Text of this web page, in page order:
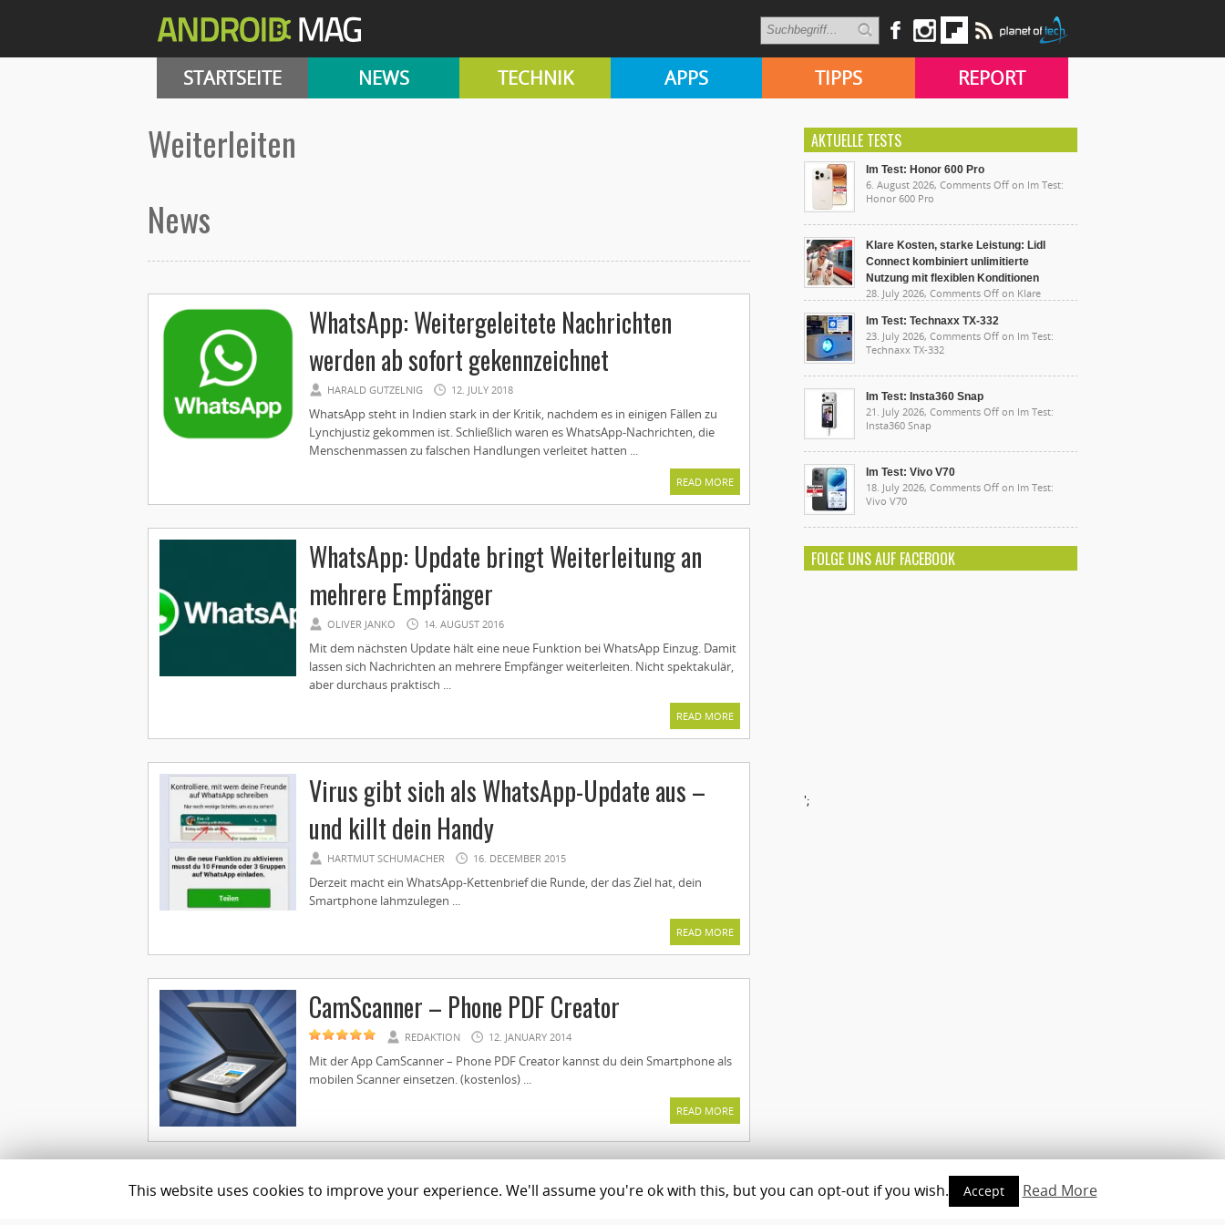
STARTSEITE NEWS TECHNIK APPS TIPPS REPORT
weiterleiten
News
WhatsApp: Weitergeleitete Nachrichten
werden ab sofort gekennzeichnet
HARALD GUTZELNIG 12. JULY 2018
WhatsApp steht in Indien stark in der Kritik, nachdem es in einigen Fällen zu
Lynchjustiz gekommen ist. Schließlich waren es WhatsApp-Nachrichten, die
Menschenmassen zu falschen Handlungen verleitet hatten ...
READ MORE
WhatsApp: Update bringt Weiterleitung an
mehrere Empfänger
OLIVER JANKO 14. AUGUST 2016
Mit dem nächsten Update hält eine neue Funktion bei WhatsApp Einzug. Damit
lassen sich Nachrichten an mehrere Empfänger weiterleiten. Nicht spektakulär,
aber durchaus praktisch ...
READ MORE
Virus gibt sich als WhatsApp-Update aus –
und killt dein Handy
HARTMUT SCHUMACHER 16. DECEMBER 2015
Derzeit macht ein WhatsApp-Kettenbrief die Runde, der das Ziel hat, dein
Smartphone lahmzulegen ...
READ MORE
CamScanner – Phone PDF Creator
REDAKTION 12. JANUARY 2014
Mit der App CamScanner – Phone PDF Creator kannst du dein Smartphone als
mobilen Scanner einsetzen. (kostenlos) ...
READ MORE
AKTUELLE TESTS
Im Test: Honor 600 Pro
6. August 2026, Comments Off on Im Test:
Honor 600 Pro
Klare Kosten, starke Leistung: Lidl
Connect kombiniert unlimitierte
Nutzung mit flexiblen Konditionen
28. July 2026, Comments Off on Klare
unlimitierte Nutzung mit flexiblen Konditionen
Im Test: Technaxx TX-332
23. July 2026, Comments Off on Im Test:
Technaxx TX-332
Im Test: Insta360 Snap
21. July 2026, Comments Off on Im Test:
Insta360 Snap
Im Test: Vivo V70
18. July 2026, Comments Off on Im Test:
Vivo V70
FOLGE UNS AUF FACEBOOK
';
Datenschutz Team Best Geldanlage Magazine Shop Copyright © 2010-2016 - www.androidmag.de
This website uses cookies to improve your experience. We'll assume you're ok with this, but you can opt-out if you wish. Accept Read More